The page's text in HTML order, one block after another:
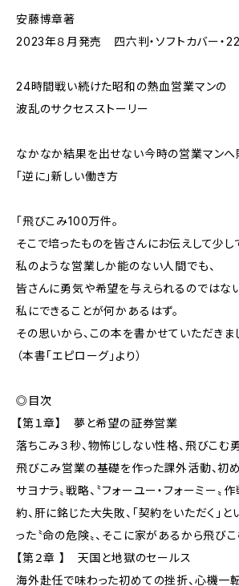
安藤博章著
2023年８月発売 四六判・ソフトカバー・
24時間戦い続けた昭和の熱血営業マンの
波乱のサクセスストーリー
なかなか結果を出せない今時の営業マンへ
「逆に」新しい働き方
「飛びこみ100万件。
そこで培ったものを皆さんにお伝えして少し
私のような営業しか能のない人間でも、
皆さんに勇気や希望を与えられるのではない
私にできることが何かあるはず。
その思いから、この本を書かせていただきま
（本書「エピローグ」より）
◎目次
【第１章】 夢と希望の証券営業
落ちこみ３秒、物怖じしない性格、飛びこむ
飛びこみ営業の基礎を作った課外活動、初め
サヨナラ〟戦略、〝フォーユー・フォーミー〟
約、肝に銘じた大失敗、「契約をいただく」
った〝命の危険〟、そこに家があるから飛び
【第２章 】 天国と地獄のセールス
海外赴任で味わった初めての挫折、心機一